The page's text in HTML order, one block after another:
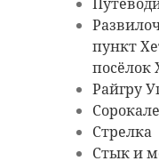
пункт
посёлок
Райгру
Стрелка
Стык и